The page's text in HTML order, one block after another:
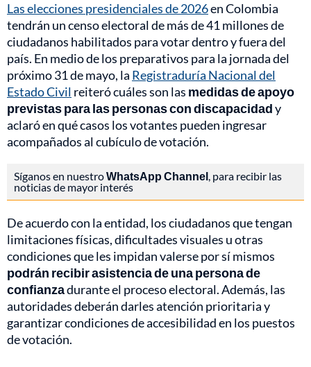
Las elecciones presidenciales de 2026en Colombia
tendrán un censo electoral de más de 41 millones de
ciudadanos habilitados para votar dentro y fuera del
país. En medio de los preparativos para la jornada del
próximo 31 de mayo, la Registraduría Nacional del
Estado Civil reiteró cuáles son las medidas de apoyo
previstas para las personas con discapacidady
aclaró en qué casos los votantes pueden ingresar
acompañados al cubículo de votación.
Síganos en nuestroWhatsApp Channel, para recibir las
noticias de mayor interés
De acuerdo con la entidad, los ciudadanos que tengan
limitaciones físicas, dificultades visuales u otras
condiciones que les impidan valerse por sí mismos
podrán recibir asistencia de una persona de
confianzadurante el proceso electoral. Además, las
autoridades deberán darles atención prioritaria y
garantizar condiciones de accesibilidad en los puestos
de votación.